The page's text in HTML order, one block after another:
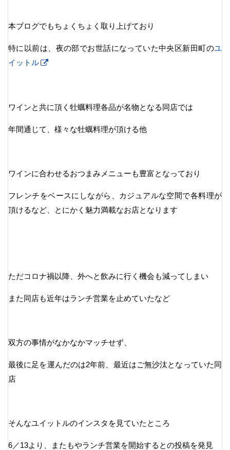
本ブログでもちょくちょく取り上げており
特に以前は、夜の部でお世話になっていた中央区新田町のユ
イットル
ワインと共に頂く牡蠣料理各品が名物となる同店では
年間通じて、様々な牡蠣料理が頂ける他
ワインに合わせるおつまみメニューも豊富となっており
フレンチをベースにしながら、カジュアルな空間で各料理が
頂けるなど、とにかく魅力満載なお店となります
ただコロナ禍以降、外へと飲みに行く機会も減ってしまい
また同店も近年はランチ営業を止めていたなど
双方の事情がなかなかマッチせず、
最後に足を運んだのは2年前、最近はご無沙汰となっていた同
店
そんなユイットルのインスタを見ていたところ
6／13より、またもやランチ営業を開始するとの投稿を発見